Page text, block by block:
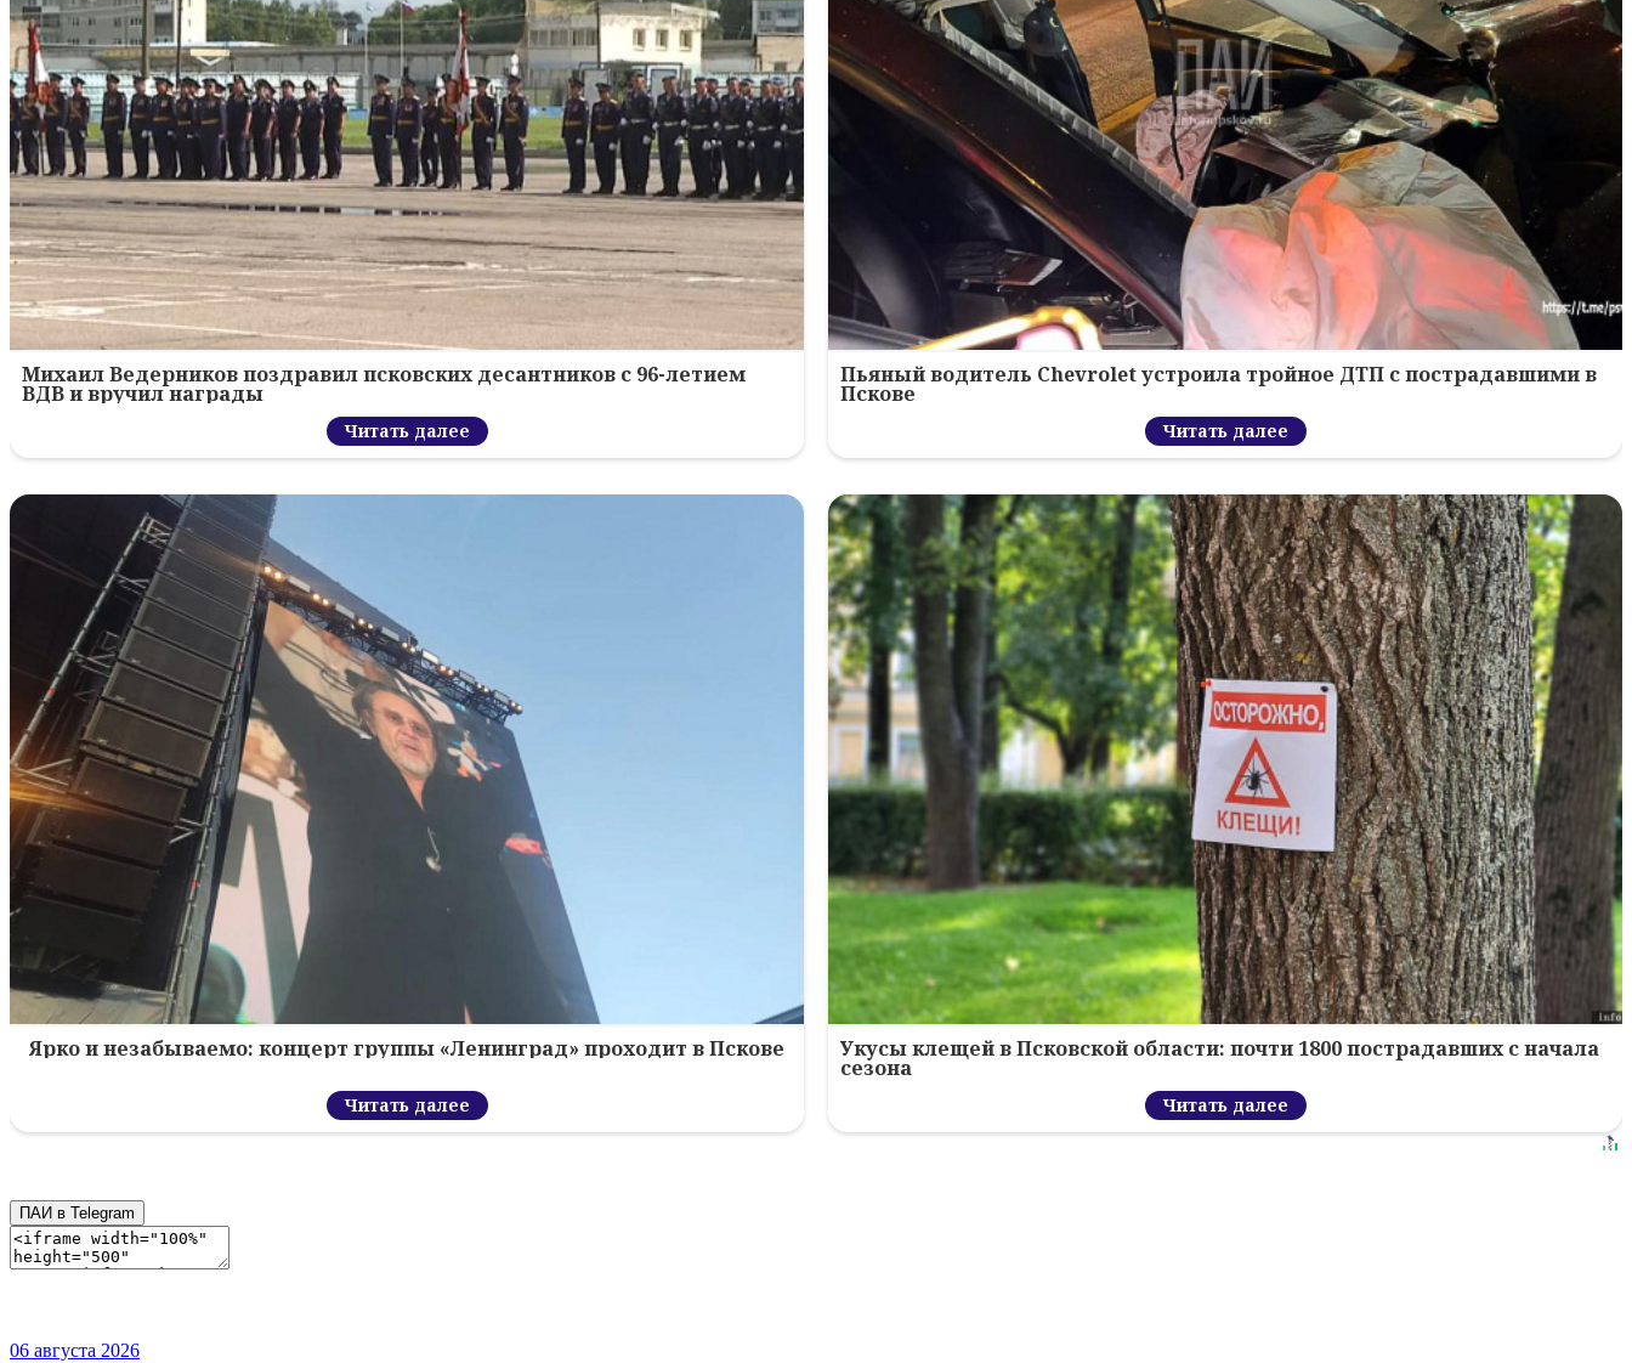
Михаил Ведерников поздравил псковских десантников с 96-летием
ВДВ и вручил награды
Читать далее
Пьяный водитель Chevrolet устроила тройное ДТП с пострадавшими в
Пскове
Читать далее
Ярко и незабываемо: концерт группы «Ленинград» проходит в Пскове
Читать далее
Укусы клещей в Псковской области: почти 1800 пострадавших с начала
сезона
Читать далее
ПАИ в Telegram
06 августа 2026